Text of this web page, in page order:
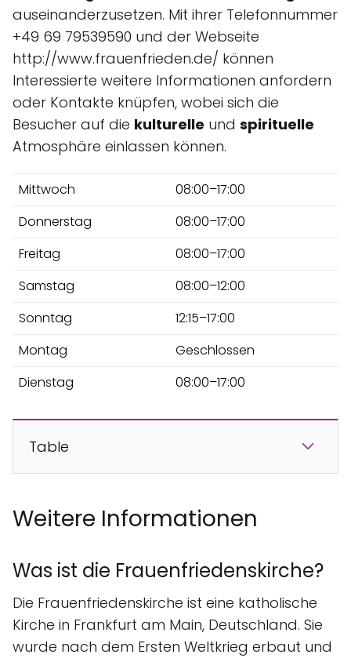
auseinanderzusetzen. Mit ihrer Telefonnummer
+49 69 79539590 und der Webseite
http://www.frauenfrieden.de/ können
Interessierte weitere Informationen anfordern
oder Kontakte knüpfen, wobei sich die
Besucher auf die kulturelle und spirituelle
Atmosphäre einlassen können.
Mittwoch
08:00–17:00
Donnerstag
08:00–17:00
Freitag
08:00–17:00
Samstag
08:00–12:00
Sonntag
12:15–17:00
Montag
Geschlossen
Dienstag
08:00–17:00
Table
Weitere Informationen
Was ist die Frauenfriedenskirche?
Die Frauenfriedenskirche ist eine katholische
Kirche in Frankfurt am Main, Deutschland. Sie
wurde nach dem Ersten Weltkrieg erbaut und